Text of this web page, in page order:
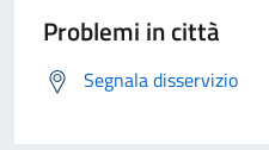
Problemi in città
Segnala disservizio